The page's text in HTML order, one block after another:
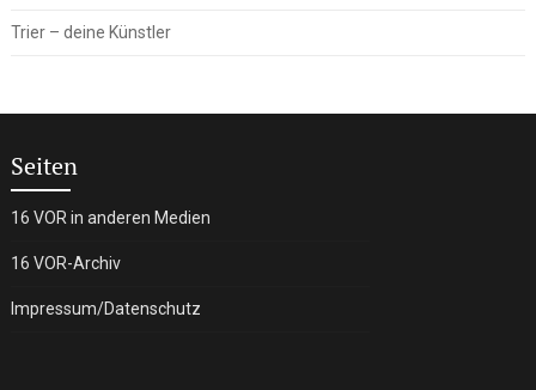
Trier – deine Künstler
Seiten
16 VOR in anderen Medien
16 VOR-Archiv
Impressum/Datenschutz